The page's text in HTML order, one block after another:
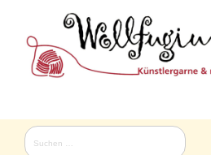
content
Suchen
nach: